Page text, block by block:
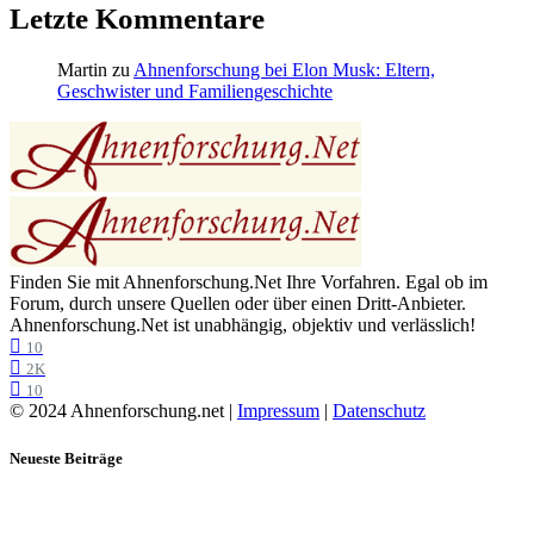
Letzte Kommentare
Martin zu Ahnenforschung bei Elon Musk: Eltern,
Geschwister und Familiengeschichte
Finden Sie mit Ahnenforschung.Net Ihre Vorfahren. Egal ob im
Forum, durch unsere Quellen oder über einen Dritt-Anbieter.
Ahnenforschung.Net ist unabhängig, objektiv und verlässlich!
10
2K
10
© 2024 Ahnenforschung.net | Impressum | Datenschutz
Neueste Beiträge